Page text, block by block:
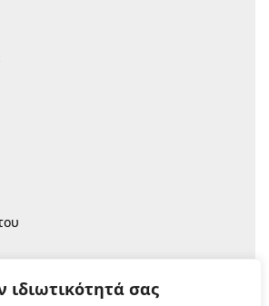
ιδιωτικότητά σας